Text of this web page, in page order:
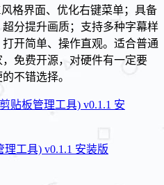
格界面、优化右键菜单；具备
分提升画质；支持多种字幕样
开简单、操作直观。适合普通
免费开源，对硬件有一定要
不错选择。
理工具) v0.1.1 安装版